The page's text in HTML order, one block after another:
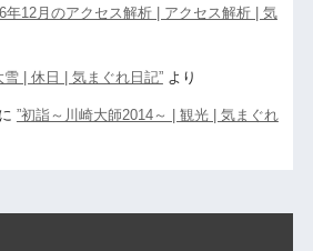
年12月のアクセス解析 | アクセス解析 | 気
雪 | 休日 | 気まぐれ日記”より
に ”初詣～川崎大師2014～ | 観光 | 気まぐれ